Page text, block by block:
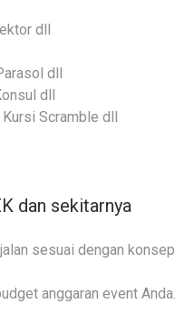
dll
dll
dll
Scramble dll
dan sekitarnya
sesuai dengan konsep.
anggaran event Anda.